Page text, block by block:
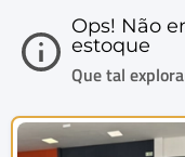
Ops! Não
estoque
Que tal